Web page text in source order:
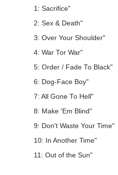
1: Sacrifice"
2: Sex & Death"
3: Over Your Shoulder"
4: War Tor War"
5: Order / Fade To Black"
6: Dog-Face Boy"
7: All Gone To Hell"
8: Make 'Em Blind"
9: Don't Waste Your Time"
10: In Another Time"
11: Out of the Sun"